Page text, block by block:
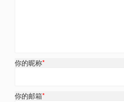
你的昵称*
你的邮箱*